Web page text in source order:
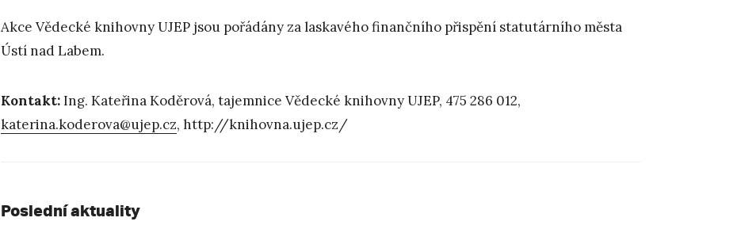
Akce Vědecké knihovny UJEP jsou pořádány za laskavého finančního přispění statutárního města
Ústí nad Labem.
Kontakt:Ing. Kateřina Koděrová, tajemnice Vědecké knihovny UJEP, 475 286 012,
katerina.koderova@ujep.cz, http://knihovna.ujep.cz/
Poslední aktuality